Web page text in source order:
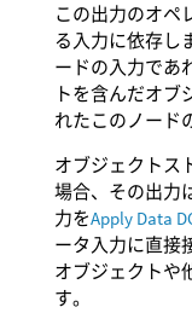
この出力のオペ
る入力に依存し
ードの入力であ
トを含んだオブ
れたこのノード
オブジェクトス
場合、その出力
力をApply Data
ータ入力に直接
オブジェクトや
す。